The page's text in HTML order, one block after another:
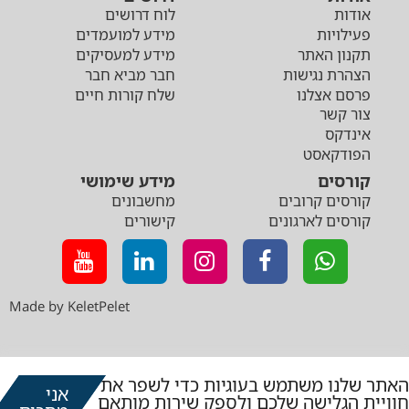
אודות
פעילויות
תקנון האתר
הצהרת נגישות
פרסם אצלנו
צור קשר
אינדקס
הפודקאסט
לוח דרושים
מידע למועמדים
מידע למעסיקים
חבר מביא חבר
שלח קורות חיים
קורסים
קורסים קרובים
קורסים לארגונים
מידע שימושי
מחשבונים
קישורים
Made by KeletPelet
האתר שלנו משתמש בעוגיות כדי לשפר את
חוויית הגלישה שלכם ולספק שירות מותאם אני